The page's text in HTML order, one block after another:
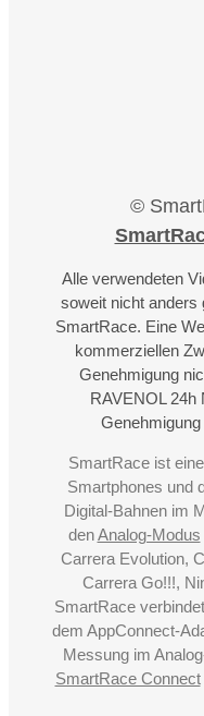
©
Alle verwendeten
soweit nicht anders
SmartRace. Eine
kommerziellen
Genehmigung
RAVENOL 24h
SmartRace ist
Smartphones und
Digital-Bahnen im
denAnalog-Modus
Carrera Evolution,
Carrera Go!!!,
SmartRace
dem AppConnect-
Messung im
SmartRace Connect